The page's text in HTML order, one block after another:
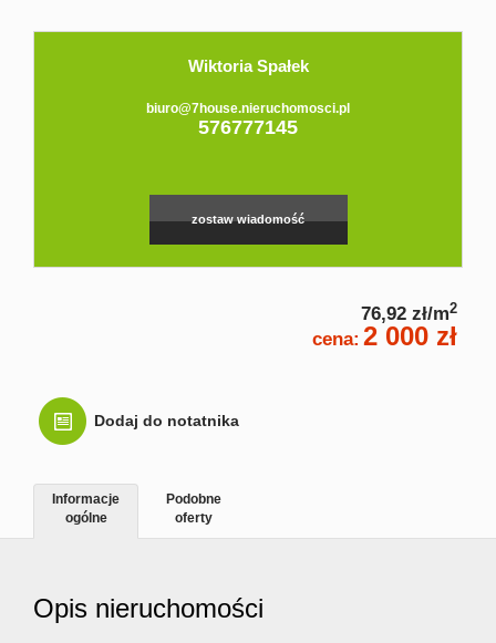
Wiktoria Spałek
biuro@7house.nieruchomosci.pl
576777145
zostaw wiadomość
76,92 zł/m2
cena: 2 000 zł
Dodaj do notatnika
Informacje
ogólne
Podobne
oferty
Opis nieruchomości